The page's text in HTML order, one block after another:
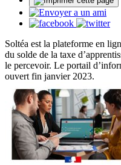
Soltéa est la plateforme en
du solde de la taxe
le percevoir. Le portail
ouvert fin janvier 2023.